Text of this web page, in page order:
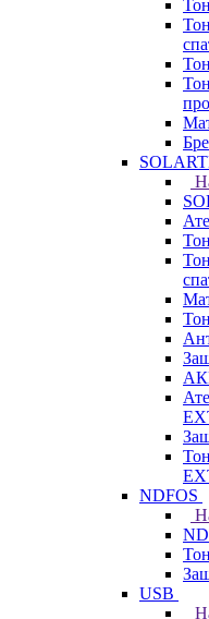
NDFOS
USB